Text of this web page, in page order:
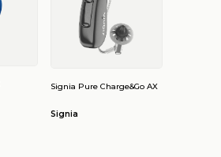
Signia Pure Charge&Go AX
Signia